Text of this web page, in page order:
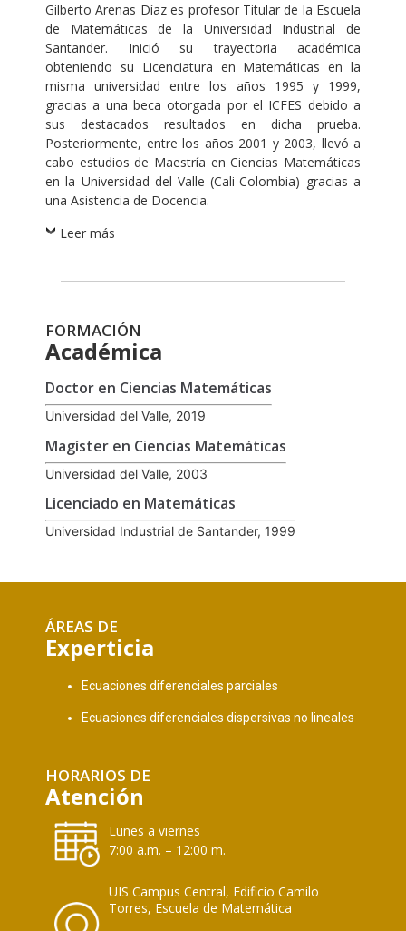
Gilberto Arenas Díaz es profesor Titular de la Escuela
de Matemáticas de la Universidad Industrial de
Santander. Inició su trayectoria académica
obteniendo su Licenciatura en Matemáticas en la
misma universidad entre los años 1995 y 1999,
gracias a una beca otorgada por el ICFES debido a
sus destacados resultados en dicha prueba.
Posteriormente, entre los años 2001 y 2003, llevó a
cabo estudios de Maestría en Ciencias Matemáticas
en la Universidad del Valle (Cali-Colombia) gracias a
una Asistencia de Docencia.
Leer más
FORMACIÓN
Académica
Doctor en Ciencias Matemáticas
Universidad del Valle, 2019
Magíster en Ciencias Matemáticas
Universidad del Valle, 2003
Licenciado en Matemáticas
Universidad Industrial de Santander, 1999
ÁREAS DE
Experticia
Ecuaciones diferenciales parciales
Ecuaciones diferenciales dispersivas no lineales
HORARIOS DE
Atención
Lunes a viernes
7:00 a.m. – 12:00 m.
UIS Campus Central, Edificio Camilo
Torres, Escuela de Matemática